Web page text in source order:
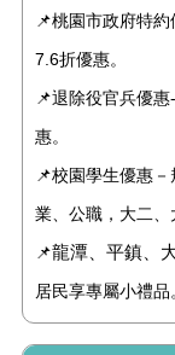
📌桃園市政府特
7.6折優惠。
📌退除役官兵優
惠。
📌校園學生優惠
業、公職，大二
📌龍潭、平鎮、
居民享專屬小禮品